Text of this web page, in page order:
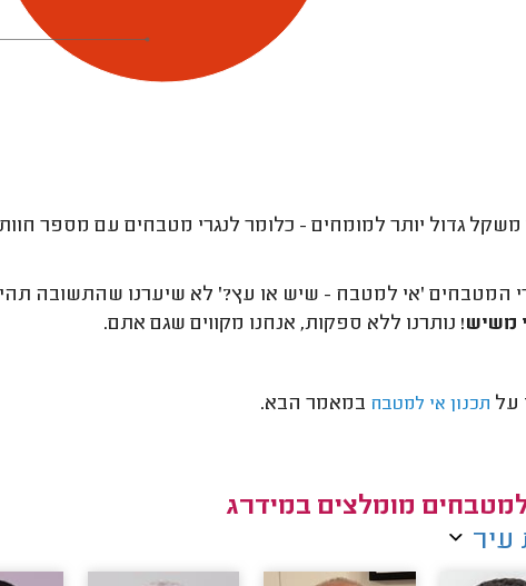
גדול יותר למומחים - כלומר לנגרי מטבחים עם מספר חוות
משיש! נותרנו ללא ספקות, אנחנו מקווים שגם אתם.
על תכנון אי למטבח במאמר הבא.
מומלצים במידרג
עיר